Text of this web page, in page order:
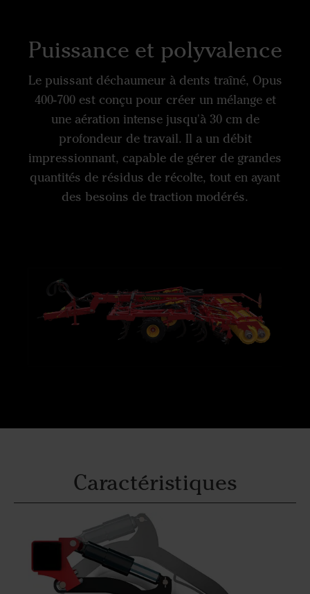
Puissance et polyvalence
Le puissant déchaumeur à dents traîné, Opus
400-700 est conçu pour créer un mélange et
une aération intense jusqu'à 30 cm de
profondeur de travail. Il a un débit
impressionnant, capable de gérer de grandes
quantités de résidus de récolte, tout en ayant
des besoins de traction modérés.
Caractéristiques